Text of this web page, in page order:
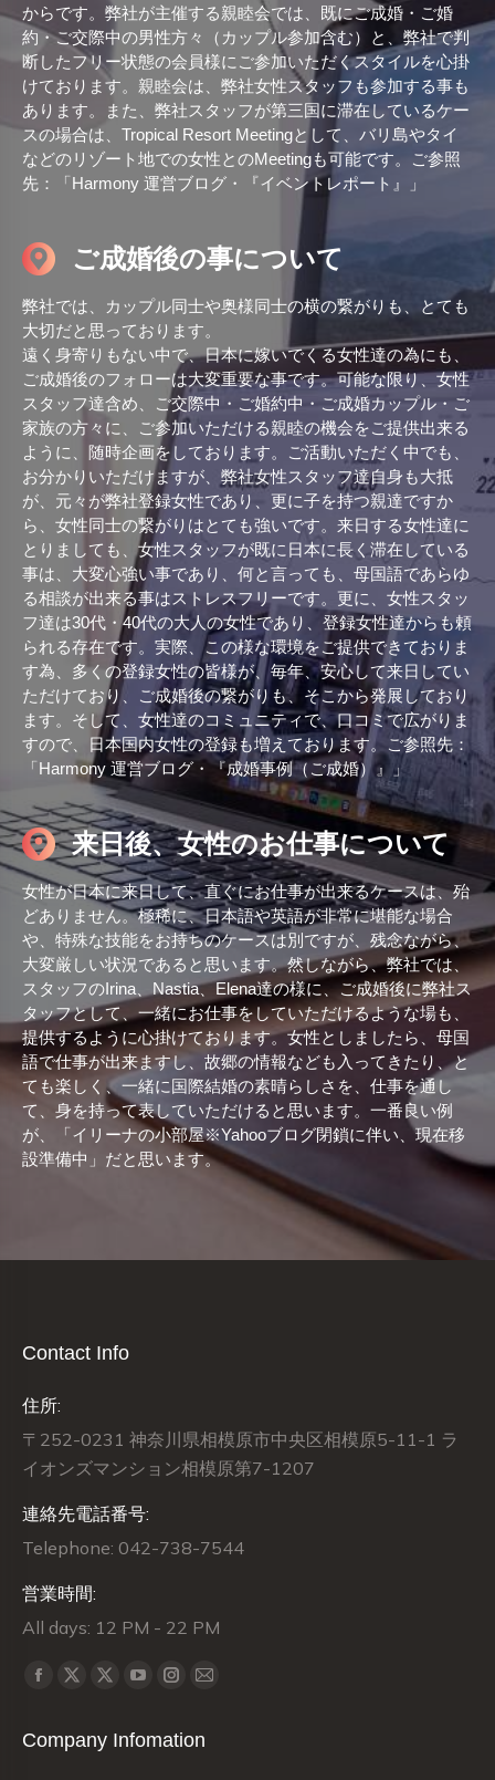
からです。弊社が主催する親睦会では、既にご成婚・ご婚
約・ご交際中の男性方々（カップル参加含む）と、弊社で判
断したフリー状態の会員様にご参加いただくスタイルを心掛
けております。親睦会は、弊社女性スタッフも参加する事も
あります。また、弊社スタッフが第三国に滞在しているケー
スの場合は、Tropical Resort Meetingとして、バリ島やタイ
などのリゾート地での女性とのMeetingも可能です。ご参照
先：「Harmony 運営ブログ・『イベントレポート』」
ご成婚後の事について
弊社では、カップル同士や奥様同士の横の繋がりも、とても
大切だと思っております。
遠く身寄りもない中で、日本に嫁いでくる女性達の為にも、
ご成婚後のフォローは大変重要な事です。可能な限り、女性
スタッフ達含め、ご交際中・ご婚約中・ご成婚カップル・ご
家族の方々に、ご参加いただける親睦の機会をご提供出来る
ように、随時企画をしております。ご活動いただく中でも、
お分かりいただけますが、弊社女性スタッフ達自身も大抵
が、元々が弊社登録女性であり、更に子を持つ親達ですか
ら、女性同士の繋がりはとても強いです。来日する女性達に
とりましても、女性スタッフが既に日本に長く滞在している
事は、大変心強い事であり、何と言っても、母国語であらゆ
る相談が出来る事はストレスフリーです。更に、女性スタッ
フ達は30代・40代の大人の女性であり、登録女性達からも頼
られる存在です。実際、この様な環境をご提供できておりま
す為、多くの登録女性の皆様が、毎年、安心して来日してい
ただけており、ご成婚後の繋がりも、そこから発展しており
ます。そして、女性達のコミュニティで、口コミで広がりま
すので、日本国内女性の登録も増えております。ご参照先：
「Harmony 運営ブログ・『成婚事例（ご成婚）』」
来日後、女性のお仕事について
女性が日本に来日して、直ぐにお仕事が出来るケースは、殆
どありません。極稀に、日本語や英語が非常に堪能な場合
や、特殊な技能をお持ちのケースは別ですが、残念ながら、
大変厳しい状況であると思います。然しながら、弊社では、
スタッフのIrina、Nastia、Elena達の様に、ご成婚後に弊社ス
タッフとして、一緒にお仕事をしていただけるような場も、
提供するように心掛けております。女性としましたら、母国
語で仕事が出来ますし、故郷の情報なども入ってきたり、と
ても楽しく、一緒に国際結婚の素晴らしさを、仕事を通し
て、身を持って表していただけると思います。一番良い例
が、「イリーナの小部屋※Yahooブログ閉鎖に伴い、現在移
設準備中」だと思います。
Contact Info
住所:
〒252-0231 神奈川県相模原市中央区相模原5-11-1 ラ
イオンズマンション相模原第7-1207
連絡先電話番号:
Telephone: 042-738-7544
営業時間:
All days: 12 PM - 22 PM
Find us on:
Facebook
opens
X
opens
X
opens
YouTube
opens
Instagram
opens
Mail
opens
Company Infomation